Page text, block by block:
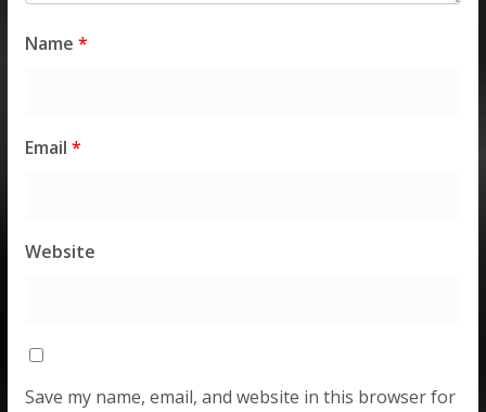
Name *
Email *
Website
Save my name, email, and website in this browser for